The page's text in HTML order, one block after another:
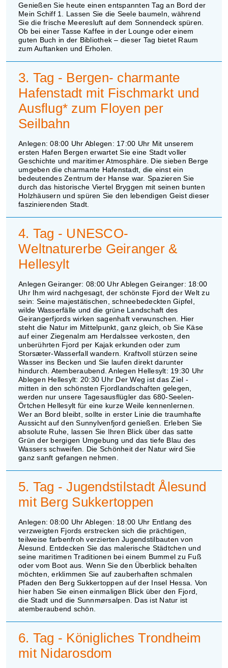
Genießen Sie heute einen entspannten Tag an Bord der
Mein Schiff 1. Lassen Sie die Seele baumeln, während
Sie die frische Meeresluft auf dem Sonnendeck spüren.
Ob bei einer Tasse Kaffee in der Lounge oder einem
guten Buch in der Bibliothek – dieser Tag bietet Raum
zum Auftanken und Erholen.
3. Tag - Bergen- charmante
Hafenstadt mit Fischmarkt und
Ausflug* zum Floyen per
Seilbahn
Anlegen: 08:00 Uhr Ablegen: 17:00 Uhr Mit unserem
ersten Hafen Bergen erwartet Sie eine Stadt voller
Geschichte und maritimer Atmosphäre. Die sieben Berge
umgeben die charmante Hafenstadt, die einst ein
bedeutendes Zentrum der Hanse war. Spazieren Sie
durch das historische Viertel Bryggen mit seinen bunten
Holzhäusern und spüren Sie den lebendigen Geist dieser
faszinierenden Stadt.
4. Tag - UNESCO-
Weltnaturerbe Geiranger &
Hellesylt
Anlegen Geiranger: 08:00 Uhr Ablegen Geiranger: 18:00
Uhr Ihm wird nachgesagt, der schönste Fjord der Welt zu
sein: Seine majestätischen, schneebedeckten Gipfel,
wilde Wasserfälle und die grüne Landschaft des
Geirangerfjords wirken sagenhaft verwunschen. Hier
steht die Natur im Mittelpunkt, ganz gleich, ob Sie Käse
auf einer Ziegenalm am Herdalssee verkosten, den
unberührten Fjord per Kajak erkunden oder zum
Storsæter-Wasserfall wandern. Kraftvoll stürzen seine
Wasser ins Becken und Sie laufen direkt darunter
hindurch. Atemberaubend. Anlegen Hellesylt: 19:30 Uhr
Ablegen Hellesylt: 20:30 Uhr Der Weg ist das Ziel -
mitten in den schönsten Fjordlandschaften gelegen,
werden nur unsere Tagesausflügler das 680-Seelen-
Örtchen Hellesylt für eine kurze Weile kennenlernen.
Wer an Bord bleibt, sollte in erster Linie die traumhafte
Aussicht auf den Sunnylvenfjord genießen. Erleben Sie
absolute Ruhe, lassen Sie Ihren Blick über das satte
Grün der bergigen Umgebung und das tiefe Blau des
Wassers schweifen. Die Schönheit der Natur wird Sie
ganz sanft gefangen nehmen.
5. Tag - Jugendstilstadt Ålesund
mit Berg Sukkertoppen
Anlegen: 08:00 Uhr Ablegen: 18:00 Uhr Entlang des
verzweigten Fjords erstrecken sich die prächtigen,
teilweise farbenfroh verzierten Jugendstilbauten von
Ålesund. Entdecken Sie das malerische Städtchen und
seine maritimen Traditionen bei einem Bummel zu Fuß
oder vom Boot aus. Wenn Sie den Überblick behalten
möchten, erklimmen Sie auf zauberhaften schmalen
Pfaden den Berg Sukkertoppen auf der Insel Hessa. Von
hier haben Sie einen einmaligen Blick über den Fjord,
die Stadt und die Sunnmørsalpen. Das ist Natur ist
atemberaubend schön.
6. Tag - Königliches Trondheim
mit Nidarosdom